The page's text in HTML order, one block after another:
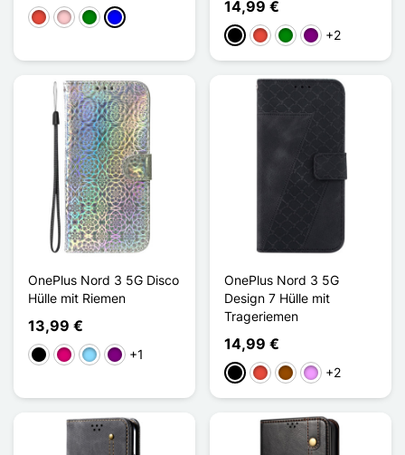
Rot PinkGrünBlau
14,99 €
Schwarz
Rot GrünViolett
+2
OnePlus Nord 3 5G Disco
Hülle mit Riemen
13,99 €
SchwarzMagenta
HellblauViolett
+1
OnePlus Nord 3 5G
Design 7 Hülle mit
Trageriemen
14,99 €
Schwarz
Rot BraunHellviolett
+2